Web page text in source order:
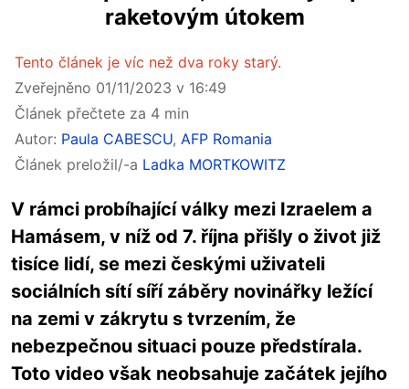
raketovým útokem
Tento článek je víc než dva roky starý.
Zveřejněno 01/11/2023 v 16:49
Článek přečtete za 4 min
Autor: Paula CABESCU, AFP Romania
Článek preložil/-a Ladka MORTKOWITZ
V rámci probíhající války mezi Izraelem a
Hamásem, v níž od 7. října přišly o život již
tisíce lidí, se mezi českými uživateli
sociálních sítí síří záběry novinářky ležící
na zemi v zákrytu s tvrzením, že
nebezpečnou situaci pouze předstírala.
Toto video však neobsahuje začátek jejího